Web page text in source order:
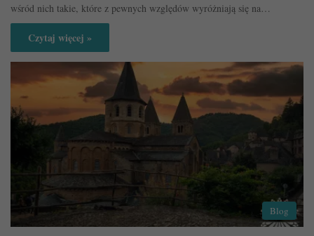
wśród nich takie, które z pewnych względów wyróżniają się na…
Czytaj więcej »
Blog